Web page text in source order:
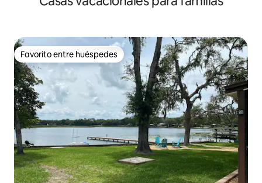
Favorito entre huéspedes
Favorito entre huéspedes